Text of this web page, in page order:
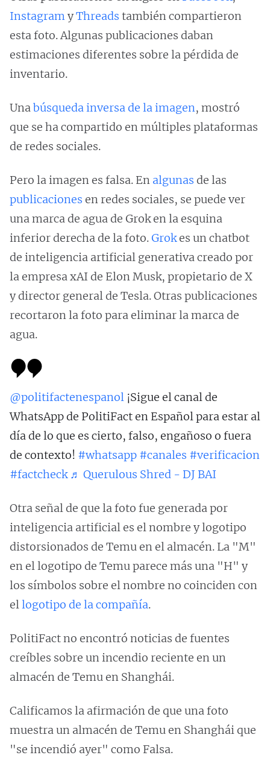
InstagramyThreads también compartieron
esta foto. Algunas publicaciones daban
estimaciones diferentes sobre la pérdida de
inventario.
Unabúsqueda inversa de la imagen, mostró
que se ha compartido en múltiples plataformas
de redes sociales.
Pero la imagen es falsa. En algunas de las
publicaciones en redes sociales, se puede ver
una marca de agua de Grok en la esquina
inferior derecha de la foto.Grokes un chatbot
de inteligencia artificial generativa creado por
la empresa xAI de Elon Musk, propietario de X
y director general de Tesla. Otras publicaciones
recortaron la foto para eliminar la marca de
agua.
@politifactenespanol ¡Sigue el canal de
WhatsApp de PolitiFact en Español para estar al
día de lo que es cierto, falso, engañoso o fuera
de contexto! #whatsapp #canales #verificacion
#factcheck ♬ Querulous Shred - DJ BAI
Otra señal de que la foto fue generada por
inteligencia artificial es el nombre y logotipo
distorsionados de Temu en el almacén. La "M"
en el logotipo de Temu parece más una "H" y
los símbolos sobre el nombre no coinciden con
ellogotipo de la compañía.
PolitiFact no encontró noticias de fuentes
creíbles sobre un incendio reciente en un
almacén de Temu en Shanghái.
Calificamos la afirmación de que una foto
muestra un almacén de Temu en Shanghái que
"se incendió ayer" como Falsa.